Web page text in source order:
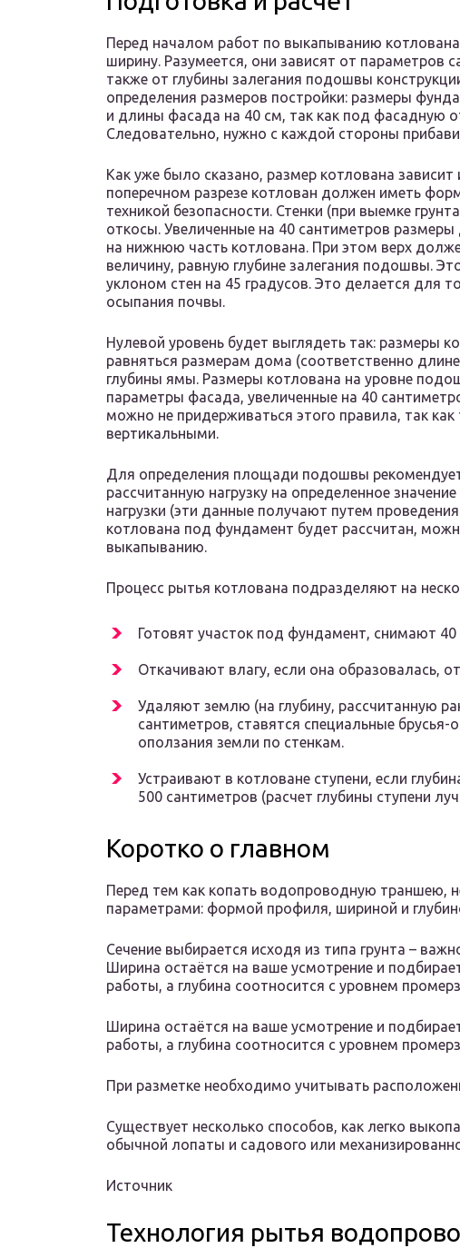
Перед началом работ по выкапыванию
ширину. Разумеется, они зависят от параметров
также от глубины залегания подошвы
определения размеров постройки: размеры
и длины фасада на 40 см, так как под фасадную
Следовательно, нужно с каждой стороны
Как уже было сказано, размер котлована зависит
поперечном разрезе котлован должен иметь
техникой безопасности. Стенки (при выемке
откосы. Увеличенные на 40 сантиметров
на нижнюю часть котлована. При этом верх
величину, равную глубине залегания подошвы.
уклоном стен на 45 градусов. Это делается для
осыпания почвы.
Нулевой уровень будет выглядеть так: размеры
равняться размерам дома (соответственно
глубины ямы. Размеры котлована на уровне
параметры фасада, увеличенные на 40
можно не придерживаться этого правила, так как
вертикальными.
Для определения площади подошвы
рассчитанную нагрузку на определенное
нагрузки (эти данные получают путем
котлована под фундамент будет рассчитан,
выкапыванию.
Процесс рытья котлована подразделяют на
Готовят участок под фундамент, снимают
Откачивают влагу, если она образовалась,
Удаляют землю (на глубину, рассчитанную
сантиметров, ставятся специальные
оползания земли по стенкам.
Устраивают в котловане ступени, если
500 сантиметров (расчет глубины ступени
Коротко о главном
Перед тем как копать водопроводную траншею,
параметрами: формой профиля, шириной и
Сечение выбирается исходя из типа грунта –
Ширина остаётся на ваше усмотрение и
работы, а глубина соотносится с уровнем
Ширина остаётся на ваше усмотрение и
работы, а глубина соотносится с уровнем
При разметке необходимо учитывать
Существует несколько способов, как легко
обычной лопаты и садового или
Источник
Технология рытья